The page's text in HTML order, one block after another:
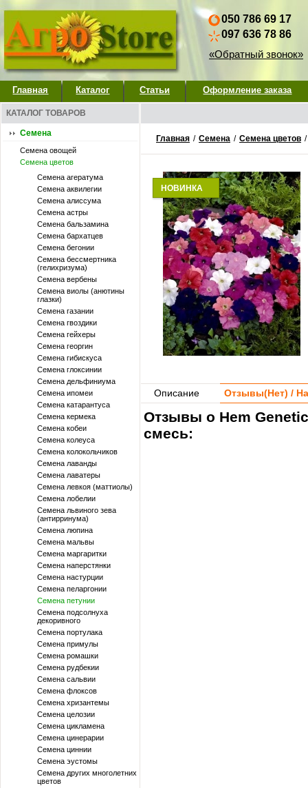
050 786 69 17
097 636 78 86
«Обратный звонок»
Главная Каталог Статьи Оформление заказа
КАТАЛОГ ТОВАРОВ
Семена
Семена овощей
Семена цветов
Семена агератума
Семена аквилегии
Семена алиссума
Семена астры
Семена бальзамина
Семена бархатцев
Семена бегонии
Семена бессмертника
(гелихризума)
Семена вербены
Семена виолы (анютины
глазки)
Семена газании
Семена гвоздики
Семена гейхеры
Семена георгин
Семена гибискуса
Семена глоксинии
Семена дельфиниума
Семена ипомеи
Семена катарантуса
Семена кермека
Семена кобеи
Семена колеуса
Семена колокольчиков
Семена лаванды
Семена лаватеры
Семена левкоя (маттиолы)
Семена лобелии
Семена львиного зева
(антирринума)
Семена люпина
Семена мальвы
Семена маргаритки
Семена наперстянки
Семена настурции
Семена пеларгонии
Семена петунии
Семена подсолнуха
декоривного
Семена портулака
Семена примулы
Семена ромашки
Семена рудбекии
Семена сальвии
Семена флоксов
Семена хризантемы
Семена целозии
Семена цикламена
Семена цинерарии
Семена циннии
Семена эустомы
Семена других многолетних
цветов
Главная / Семена / Семена цветов /
НОВИНКА
Описание Отзывы(Нет) /
Отзывы о Hem
смесь: